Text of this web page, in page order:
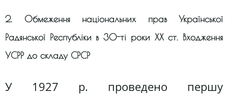
2. Обмеження національних прав Української
Радянської Республіки в 30-ті роки XX ст. Входження
УСРР до складу СРСР
У 1927 р. проведено першу